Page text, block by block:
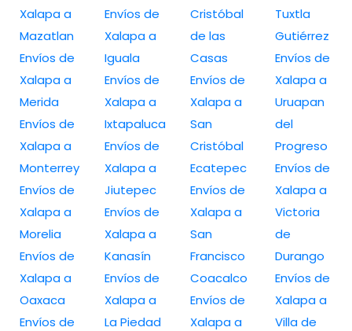
Xalapa a
Mazatlan
Envíos de
Xalapa a
Merida
Envíos de
Xalapa a
Monterrey
Envíos de
Xalapa a
Morelia
Envíos de
Xalapa a
Oaxaca
Envíos de
Envíos de
Xalapa a
Iguala
Envíos de
Xalapa a
Ixtapaluca
Envíos de
Xalapa a
Jiutepec
Envíos de
Xalapa a
Kanasín
Envíos de
Xalapa a
La Piedad
Cristóbal
de las
Casas
Envíos de
Xalapa a
San
Cristóbal
Ecatepec
Envíos de
Xalapa a
San
Francisco
Coacalco
Envíos de
Xalapa a
Tuxtla
Gutiérrez
Envíos de
Xalapa a
Uruapan
del
Progreso
Envíos de
Xalapa a
Victoria
de
Durango
Envíos de
Xalapa a
Villa de